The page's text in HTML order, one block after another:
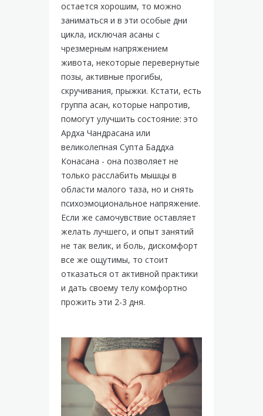
остается хорошим, то можно
заниматься и в эти особые дни
цикла, исключая асаны с
чрезмерным напряжением
живота, некоторые перевернутые
позы, активные прогибы,
скручивания, прыжки. Кстати, есть
группа асан, которые напротив,
помогут улучшить состояние: это
Ардха Чандрасана или
великолепная Супта Баддха
Конасана - она позволяет не
только расслабить мышцы в
области малого таза, но и снять
психоэмоциональное напряжение.
Если же самочувствие оставляет
желать лучшего, и опыт занятий
не так велик, и боль, дискомфорт
все же ощутимы, то стоит
отказаться от активной практики
и дать своему телу комфортно
прожить эти 2-3 дня.